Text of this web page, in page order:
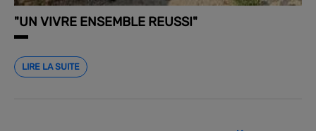
"UN VIVRE ENSEMBLE REUSSI"
LIRE LA SUITE